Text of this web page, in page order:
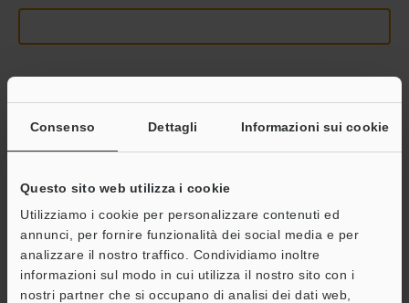
Consenso Dettagli Informazioni sui cookie
Questo sito web utilizza i cookie
Utilizziamo i cookie per personalizzare contenuti ed
annunci, per fornire funzionalità dei social media e per
analizzare il nostro traffico. Condividiamo inoltre
informazioni sul modo in cui utilizza il nostro sito con i
nostri partner che si occupano di analisi dei dati web,
Continua
mai condivise.
Dichiarazione sulla privacy
Serie IV